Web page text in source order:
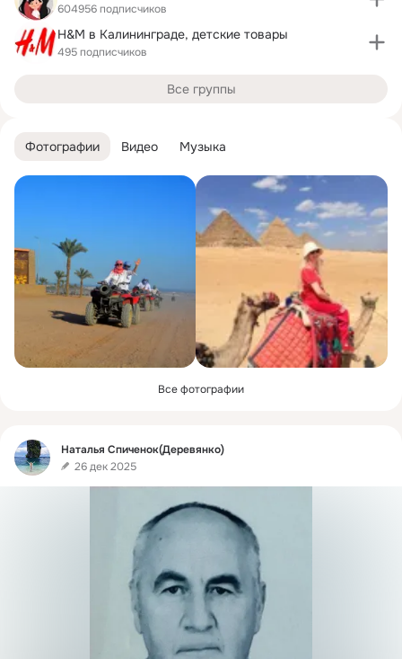
Фотографии Видео Музыка
Все фотографии
Фид
Наталья Спиченок(Деревянко)
26 дек 2025
604956 подписчиков
H&M в Калининграде, детские товары
495 подписчиков
Все группы